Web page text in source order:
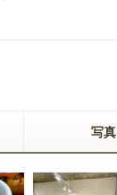
写真